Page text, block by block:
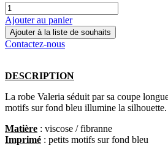
Ajouter au panier
Ajouter à la liste de souhaits
Contactez-nous
DESCRIPTION
La robe Valeria séduit par sa coupe
motifs sur fond bleu illumine la
Matière : viscose / fibranne
Imprimé : petits motifs sur fond bleu